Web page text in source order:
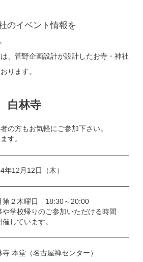
のイベント情報を
、菅野企画設計が設計したお寺・神社
ります。
白林寺
の方もお気軽にご参加下さい。
す。
年12月12日（木）
第２木曜日 18:30～20:00
や学校帰りのご参加いただける時間
催しています。
寺 本堂（名古屋禅センター）